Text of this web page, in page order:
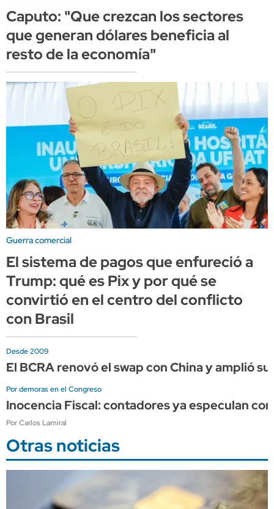
Caputo: "Que crezcan los sectores
que generan dólares beneficia al
resto de la economía"
Guerra comercial
El sistema de pagos que enfureció a
Trump: qué es Pix y por qué se
convirtió en el centro del conflicto
con Brasil
Desde 2009
El BCRA renovó el swap con China y amplió
Por demoras en el Congreso
Inocencia Fiscal: contadores ya especulan
Por Carlos Lamiral
Otras noticias